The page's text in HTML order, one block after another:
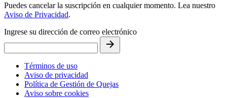
Puedes cancelar la suscripción en cualquier momento. Lea nuestro
Aviso de Privacidad.
Ingrese su dirección de correo electrónico
Términos de uso
Aviso de privacidad
Política de Gestión de Quejas
Aviso sobre cookies